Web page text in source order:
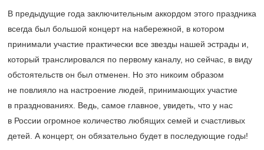
В предыдущие года заключительным аккордом этого праздника
всегда был большой концерт на набережной, в котором
принимали участие практически все звезды нашей эстрады и,
который транслировался по первому каналу, но сейчас, в виду
обстоятельств он был отменен. Но это никоим образом
не повлияло на настроение людей, принимающих участие
в празднованиях. Ведь, самое главное, увидеть, что у нас
в России огромное количество любящих семей и счастливых
детей. А концерт, он обязательно будет в последующие годы!